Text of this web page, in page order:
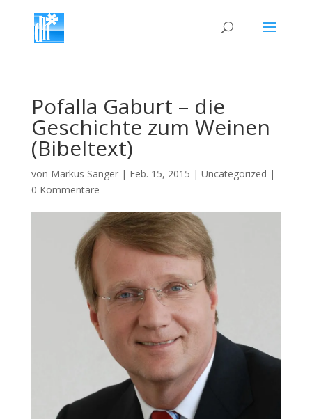
Pofalla Gaburt – die
Geschichte zum Weinen
(Bibeltext)
von Markus Sänger| Feb. 15, 2015 | Uncategorized |
0 Kommentare